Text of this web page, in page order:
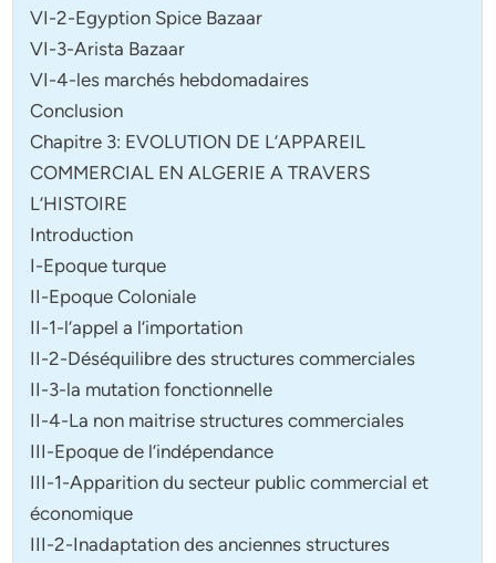
VI-2-Egyption Spice Bazaar
VI-3-Arista Bazaar
VI-4-les marchés hebdomadaires
Conclusion
Chapitre 3: EVOLUTION DE L’APPAREIL
COMMERCIAL EN ALGERIE A TRAVERS
L’HISTOIRE
Introduction
I-Epoque turque
II-Epoque Coloniale
II-1-l’appel a l’importation
II-2-Déséquilibre des structures commerciales
II-3-la mutation fonctionnelle
II-4-La non maitrise structures commerciales
III-Epoque de l’indépendance
III-1-Apparition du secteur public commercial et
économique
III-2-Inadaptation des anciennes structures